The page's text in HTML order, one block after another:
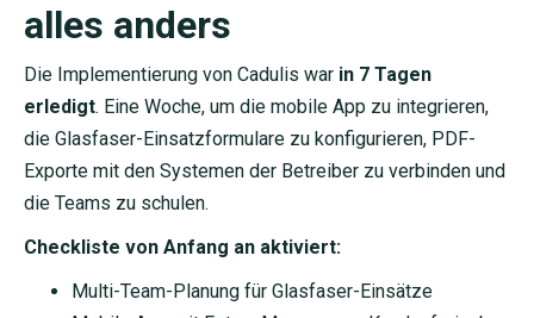
alles anders
Die Implementierung von Cadulis war in 7 Tagen
erledigt. Eine Woche, um die mobile App zu integrieren,
die Glasfaser-Einsatzformulare zu konfigurieren, PDF-
Exporte mit den Systemen der Betreiber zu verbinden und
die Teams zu schulen.
Checkliste von Anfang an aktiviert:
Multi-Team-Planung für Glasfaser-Einsätze